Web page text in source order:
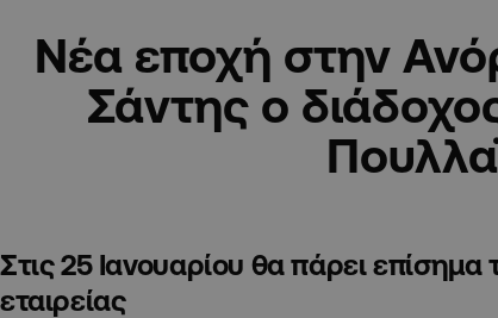
Νέα εποχή στην
Σάντης ο
Στις 25 Ιανουαρίου θα πάρει
εταιρείας